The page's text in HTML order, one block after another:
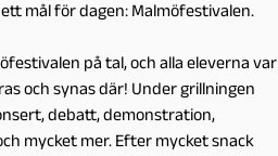
mål för dagen: Malmöfestivalen.
på tal, och alla eleverna var
och synas där! Under grillningen
debatt, demonstration,
mycket mer. Efter mycket snack